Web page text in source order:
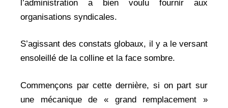
l’administration a bien voulu fournir aux
organisations syndicales.
S’agissant des constats globaux, il y a le versant
ensoleillé de la colline et la face sombre.
Commençons par cette dernière, si on part sur
une mécanique de « grand remplacement »